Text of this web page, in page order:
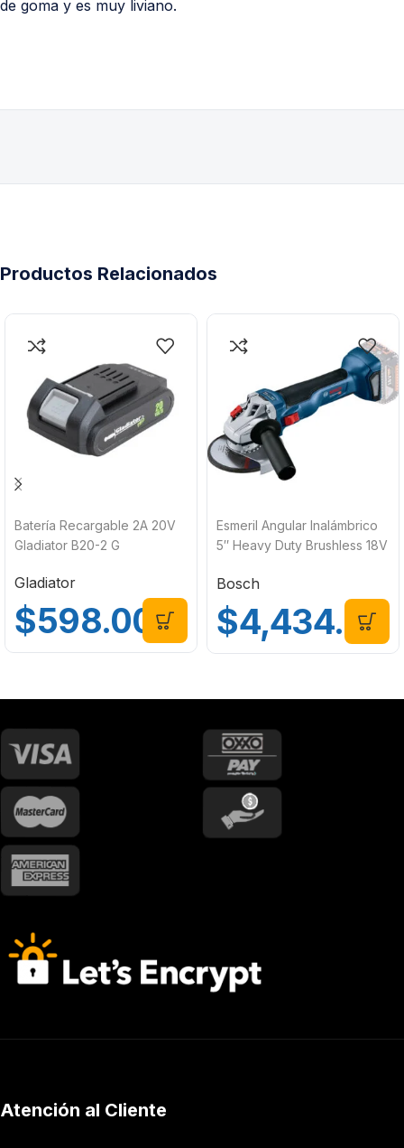
de goma y es muy liviano.
Productos Relacionados
Batería Recargable 2A 20V
Gladiator B20-2 G
Gladiator
$598.00
Esmeril Angular Inalámbrico
5″ Heavy Duty Brushless 18V
10
Bosch
$4,434.00
Atención al Cliente